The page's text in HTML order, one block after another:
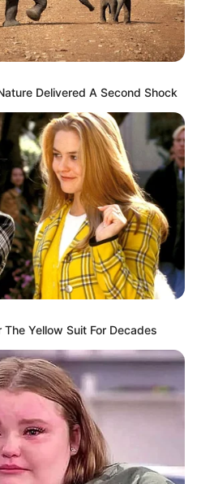
Delivered A Second Shock
Yellow Suit For Decades